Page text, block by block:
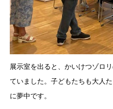
展示室を出ると、かいけつゾロ
ていました。子どもたちも大人
に夢中です。